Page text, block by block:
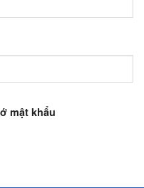
mật khẩu